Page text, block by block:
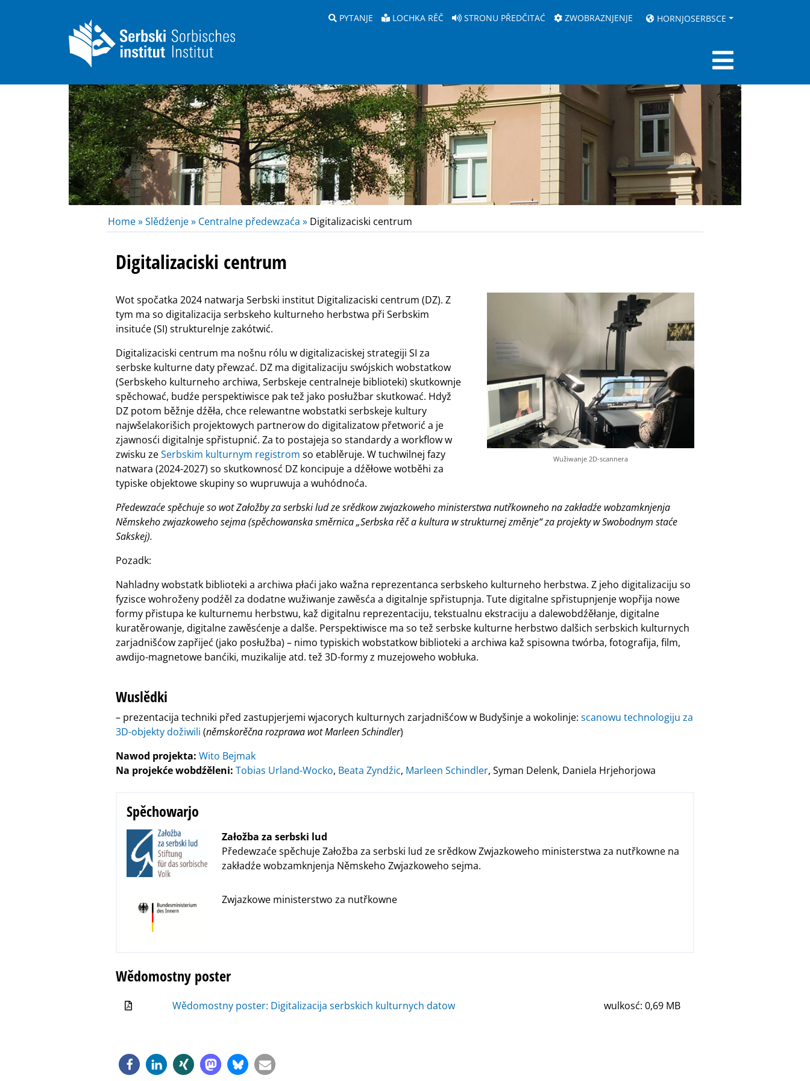
PYTANJE LOCHKA RĚČ STRONU PŘEDČITAĆ ZWOBRAZNJENJE HORNJOSERBSCE
Home »Slědźenje » Centralne předewzaća » Digitalizaciski centrum
Digitalizaciski centrum
Wužiwanje 2D-scannera
Wot spočatka 2024 natwarja Serbski institut Digitalizaciski centrum (DZ). Z
tym ma so digitalizacija serbskeho kulturneho herbstwa při Serbskim
insituće (SI) strukturelnje zakótwić.
Digitalizaciski centrum ma nošnu rólu w digitalizaciskej strategiji SI za
serbske kulturne daty přewzać. DZ ma digitalizaciju swójskich wobstatkow
(Serbskeho kulturneho archiwa, Serbskeje centralneje biblioteki) skutkownje
spěchować, budźe perspektiwisce pak tež jako posłužbar skutkować. Hdyž
DZ potom běžnje dźěła, chce relewantne wobstatki serbskeje kultury
najwšelakorišich projektowych partnerow do digitalizatow přetworić a je
zjawnosći digitalnje spřistupnić. Za to postajeja so standardy a workflow w
zwisku zeSerbskim kulturnym registrom so etablěruje. W tuchwilnej fazy
natwara (2024-2027) so skutkownosć DZ koncipuje a dźěłowe wotběhi za
typiske objektowe skupiny so wupruwuja a wuhódnoća.
Předewzaće spěchuje so wot Załožby za serbski lud ze srědkow zwjazkoweho ministerstwa nutřkowneho na zakładźe wobzamknjenja
Němskeho zwjazkoweho sejma (spěchowanska směrnica „Serbska rěč a kultura w strukturnej změnje“ za projekty w Swobodnym staće
Sakskej).
Pozadk:
Nahladny wobstatk biblioteki a archiwa płaći jako wažna reprezentanca serbskeho kulturneho herbstwa. Z jeho digitalizaciju so
fyzisce wohroženy podźěl za dodatne wužiwanje zawěsća a digitalnje spřistupnja. Tute digitalne spřistupnjenje wopřija nowe
formy přistupa ke kulturnemu herbstwu, kaž digitalnu reprezentaciju, tekstualnu ekstraciju a dalewobdźěłanje, digitalne
kuratěrowanje, digitalne zawěsćenje a dalše. Perspektiwisce ma so tež serbske kulturne herbstwo dalšich serbskich kulturnych
zarjadnišćow zapřijeć (jako posłužba) – nimo typiskich wobstatkow biblioteki a archiwa kaž spisowna twórba, fotografija, film,
awdijo-magnetowe banćiki, muzikalije atd. tež 3D-formy z muzejoweho wobłuka.
Wuslědki
– prezentacija techniki před zastupjerjemi wjacorych kulturnych zarjadnišćow w Budyšinje a wokolinje: scanowu technologiju za
3D-objekty dožiwili (němskorěčna rozprawa wot Marleen Schindler)
Nawod projekta: Wito Bejmak
Na projekće wobdźěleni: Tobias Urland-Wocko, Beata Zyndźic, Marleen Schindler, Syman Delenk, Daniela Hrjehorjowa
Spěchowarjo
Załožba za serbski lud
Předewzaće spěchuje Załožba za serbski lud ze srědkow Zwjazkoweho ministerstwa za nutřkowne na
zakładźe wobzamknjenja Němskeho Zwjazkoweho sejma.
Zwjazkowe ministerstwo za nutřkowne
Wědomostny poster
Wědomostny poster: Digitalizacija serbskich kulturnych datow wulkosć: 0,69 MB